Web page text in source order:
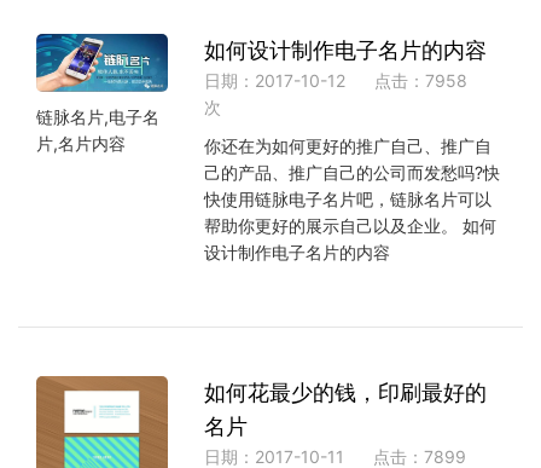
链脉名片,电子名
片,名片内容
如何设计制作电子名片的内容
日期：2017-10-12
点击：7958
次
你还在为如何更好的推广自己、推广自
己的产品、推广自己的公司而发愁吗?快
快使用链脉电子名片吧，链脉名片可以
帮助你更好的展示自己以及企业。 如何
设计制作电子名片的内容
如何花最少的钱，印刷最好的
名片
日期：2017-10-11
点击：7899